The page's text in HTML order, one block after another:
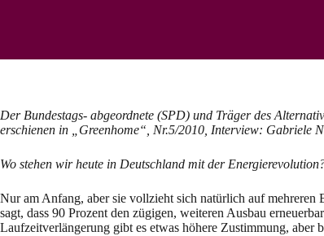
Der Bundestags- abgeordnete (SPD) und Träger des
erschienen in „Greenhome“, Nr.5/2010, Interview: Gabriele
Wo stehen wir heute in Deutschland mit der
Nur am Anfang, aber sie vollzieht sich natürlich auf mehreren
sagt, dass 90 Prozent den zügigen, weiteren Ausbau
Laufzeitverlängerung gibt es etwas höhere Zustimmung, aber